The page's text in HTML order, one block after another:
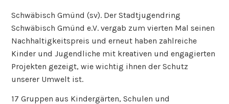
Schwäbisch Gmünd (sv). Der Stadtjugendring
Schwäbisch Gmünd e.V. vergab zum vierten Mal seinen
Nachhaltigkeitspreis und erneut haben zahlreiche
Kinder und Jugendliche mit kreativen und engagierten
Projekten gezeigt, wie wichtig ihnen der Schutz
unserer Umwelt ist.
17 Gruppen aus Kindergärten, Schulen und